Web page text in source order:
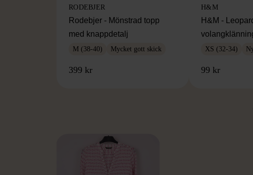
RODEBJER
Rodebjer - Mönstrad topp
med knappdetalj
M (38-40) Mycket gott skick
399 kr
H&M
H&M -
XS (32-34)
99 kr